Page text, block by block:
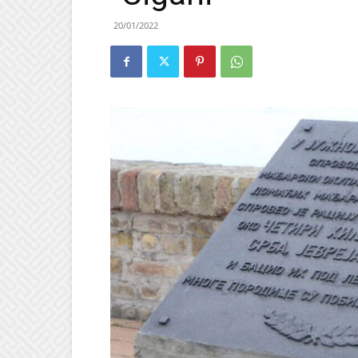
20/01/2022